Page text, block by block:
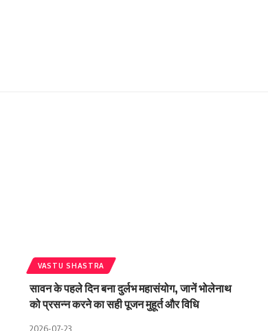
VASTU SHASTRA
सावन के पहले दिन बना दुर्लभ महासंयोग, जानें भोलेनाथ
को प्रसन्न करने का सही पूजन मुहूर्त और विधि
2026-07-23